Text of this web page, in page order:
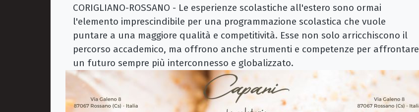
CORIGLIANO-ROSSANO - Le esperienze scolastiche all'estero sono ormai
l'elemento imprescindibile per una programmazione scolastica che vuole
puntare a una maggiore qualità e competitività. Esse non solo arricchiscono il
percorso accademico, ma offrono anche strumenti e competenze per affrontare
un futuro sempre più interconnesso e globalizzato.